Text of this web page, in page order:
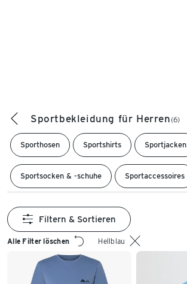
Sportbekleidung für Herren(6)
Sporthosen Sportshirts Sportjacken
Sportsocken & -schuhe Sportaccessoires
Alle Filter löschen Hellblau
Filtern & Sortieren